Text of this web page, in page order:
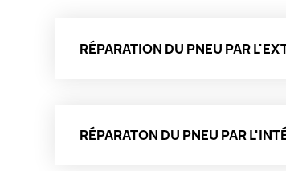
RÉPARATION DU PNEU PAR
RÉPARATON DU PNEU PAR